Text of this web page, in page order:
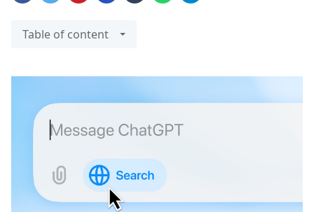
Table of content